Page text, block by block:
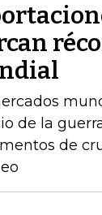
de la
de